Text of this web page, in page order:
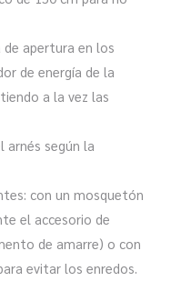
apertura en los
de energía de la
a la vez las
arnés según la
con un mosquetón
el accesorio de
de amarre) o con
evitar los enredos.